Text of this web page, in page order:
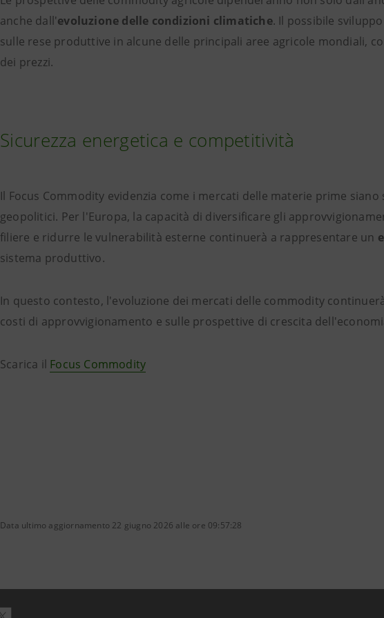
anche dall'evoluzione delle condizioni climatiche. Il possibile
sulle rese produttive in alcune delle principali aree agricole mondiali,
dei prezzi.
Sicurezza energetica e competitività
Il Focus Commodity evidenzia come i mercati delle materie prime
geopolitici. Per l'Europa, la capacità di diversificare gli
filiere e ridurre le vulnerabilità esterne continuerà a rappresentare un
sistema produttivo.
In questo contesto, l'evoluzione dei mercati delle commodity
costi di approvvigionamento e sulle prospettive di crescita
Scarica il Focus Commodity
Data ultimo aggiornamento 22 giugno 2026 alle ore 09:57:28